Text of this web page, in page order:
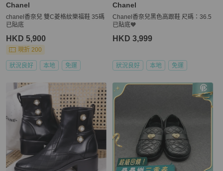
Chanel
chanel香奈兒 雙C菱格紋樂福鞋 35碼
已貼底
HKD 5,900
現折 200
狀況良好 本地 免運
Chanel
Chanel香奈兒黑色高跟鞋 尺碼：36.5
已貼底🧡
HKD 3,999
狀況良好 本地 免運